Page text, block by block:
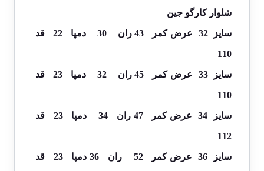
شلوار کارگو جین
سایز 32 عرض کمر 43 ران 30 دمپا 22 قد
110
سایز 33 عرض کمر 45 ران 32 دمپا 23 قد
110
سایز 34 عرض کمر 47 ران 34 دمپا 23 قد
112
سایز 36 عرض کمر 52 ران 36 دمپا 23 قد